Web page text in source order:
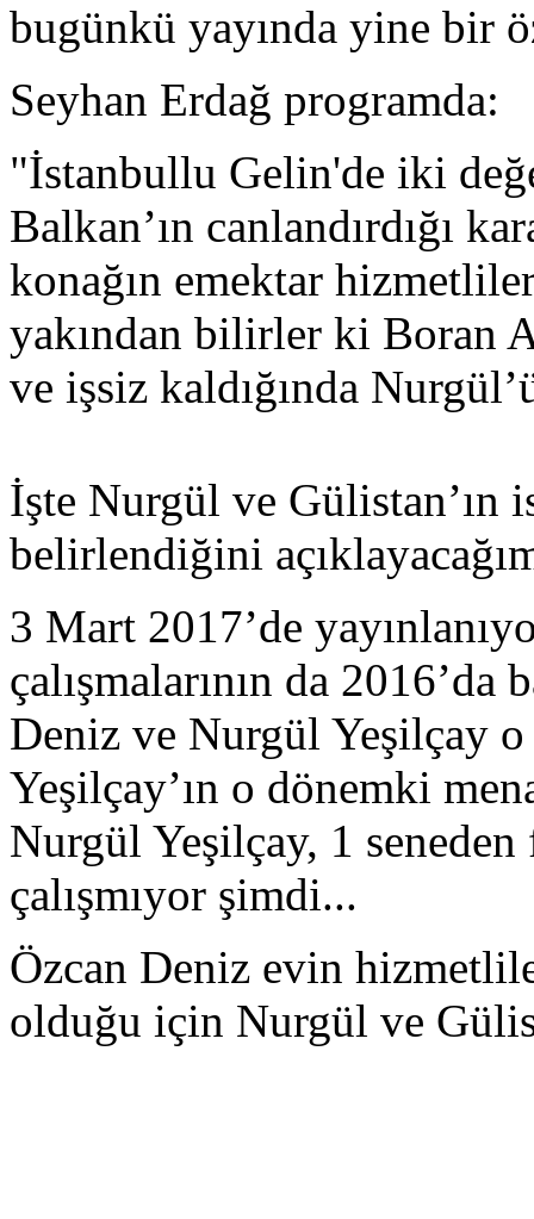
bugünkü yayında yine bir
Seyhan Erdağ programda:
"İstanbullu Gelin'de iki
Balkan’ın canlandırdığı
konağın emektar
yakından bilirler ki Boran
ve işsiz kaldığında
İşte Nurgül ve Gülistan’ın
belirlendiğini
3 Mart 2017’de
çalışmalarının da 2016’da
Deniz ve Nurgül Yeşilçay
Yeşilçay’ın o dönemki
Nurgül Yeşilçay, 1
çalışmıyor şimdi...
Özcan Deniz evin
olduğu için Nurgül ve